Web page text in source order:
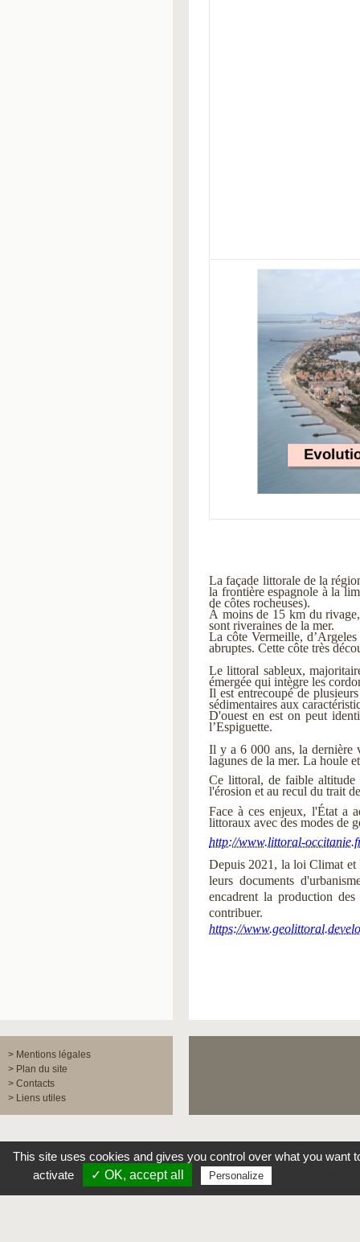
La façade littorale de la
la frontière espagnole à la
de côtes rocheuses).
À moins de 15 km du
sont riveraines de la mer.
La côte Vermeille, d’Argeles
abruptes. Cette côte très
Le littoral sableux,
émergée qui intègre les
Il est entrecoupé de
sédimentaires aux
D'ouest en est on peut
l’Espiguette.
Il y a 6 000 ans, la dernière
lagunes de la mer. La houle
Ce littoral, de faible altitude
l'érosion et au recul du trait
Face à ces enjeux, l'État a
littoraux avec des modes de
http://www.littoral-
Depuis 2021, la loi Climat et
leurs documents
encadrent la production des
contribuer.
https://
> Mentions légales
> Plan du site
> Contacts
> Liens utiles
This site uses cookies and gives you control over what you want
activate
✓ OK, accept all Personalize